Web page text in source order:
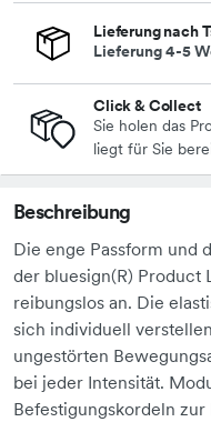
Lieferung nach
Lieferung 4-5
Click & Collect
Sie holen das
liegt für Sie
Beschreibung
Die enge Passform und
der bluesign(R) Product
reibungslos an. Die
sich individuell
ungestörten
bei jeder Intensität.
Befestigungskordeln